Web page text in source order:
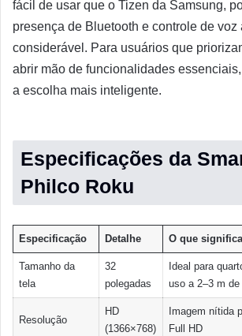
fácil de usar que o Tizen da Samsung,
presença de Bluetooth e controle de
considerável. Para usuários que
abrir mão de funcionalidades
a escolha mais inteligente.
Especificações da
Philco Roku
Especificação Detalhe O que
Tamanho da
tela
32
polegadas
Ideal para
uso a 2–3 m
Resolução
HD
(1366×768)
Imagem nítida
Full HD